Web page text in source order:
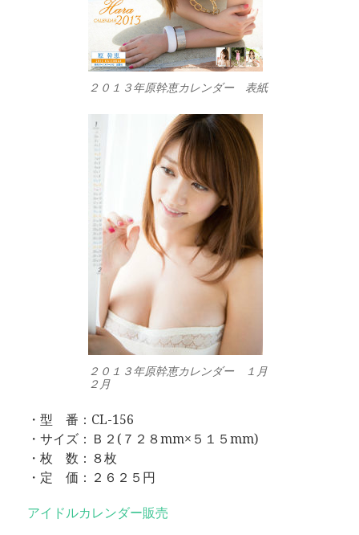
２０１３年原幹恵カレンダー 表紙
２０１３年原幹恵カレンダー １月
２月
・型 番：CL-156
・サイズ：Ｂ２(７２８mm×５１５mm)
・枚 数：８枚
・定 価：２６２５円
アイドルカレンダー販売